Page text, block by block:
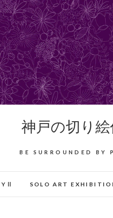
神戸の切り
BE SURROUNDED BY
SOLO ART